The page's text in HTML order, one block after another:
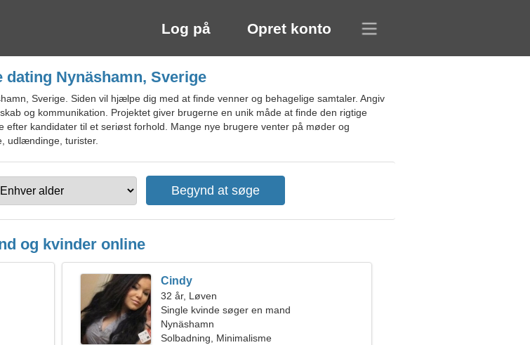
Log på Opret konto
dating Nynäshamn, Sverige
Sverige. Siden vil hjælpe dig med at finde venner og behagelige samtaler. Angiv
og kommunikation. Projektet giver brugerne en unik måde at finde den rigtige
efter kandidater til et seriøst forhold. Mange nye brugere venter på møder og
udlændinge, turister.
og kvinder online
Cindy
32 år, Løven
Single kvinde søger en mand
Nynäshamn
Solbadning, Minimalisme